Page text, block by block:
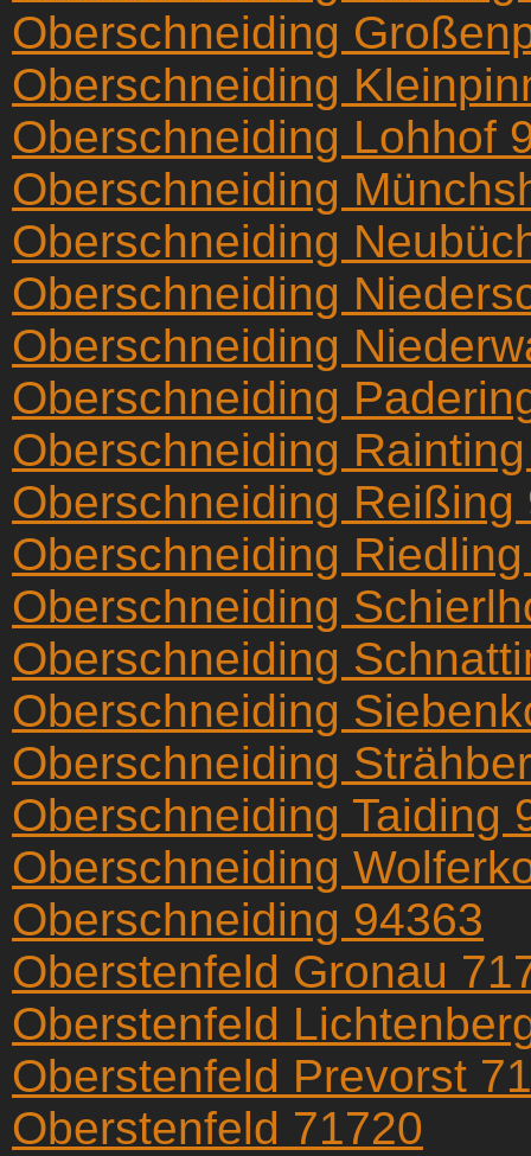
Oberschneiding
Oberschneiding
Oberschneiding Lohhof
Oberschneiding
Oberschneiding
Oberschneiding
Oberschneiding
Oberschneiding
Oberschneiding
Oberschneiding Reißing
Oberschneiding
Oberschneiding
Oberschneiding
Oberschneiding
Oberschneiding
Oberschneiding Taiding
Oberschneiding
Oberschneiding 94363
Oberstenfeld Gronau
Oberstenfeld
Oberstenfeld Prevorst
Oberstenfeld 71720